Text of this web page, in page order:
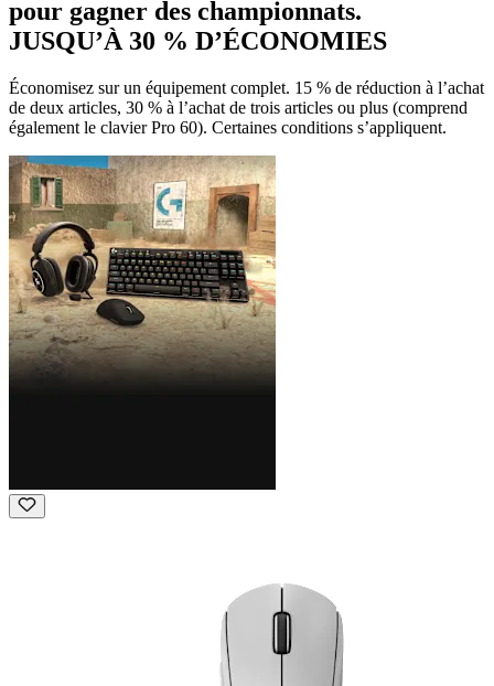
pour gagner des championnats.
JUSQU’À 30 % D’ÉCONOMIES
Économisez sur un équipement complet. 15 % de réduction à l’achat
de deux articles, 30 % à l’achat de trois articles ou plus (comprend
également le clavier Pro 60). Certaines conditions s’appliquent.